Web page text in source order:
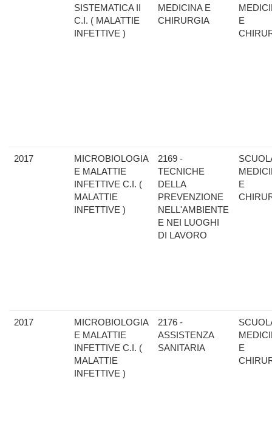
SISTEMATICA II
C.I. ( MALATTIE
INFETTIVE )
MEDICINA E
CHIRURGIA
E
2017
MICROBIOLOGIA
E MALATTIE
INFETTIVE C.I. (
MALATTIE
INFETTIVE )
2169 -
TECNICHE
DELLA
PREVENZIONE
NELL'AMBIENTE
E NEI LUOGHI
DI LAVORO
E
2017
MICROBIOLOGIA
E MALATTIE
INFETTIVE C.I. (
MALATTIE
INFETTIVE )
2176 -
ASSISTENZA
SANITARIA
E